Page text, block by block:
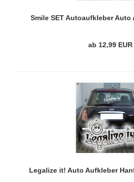
Smile SET Autoaufkleber Auto
ab 12,99 EUR
Legalize it! Auto Aufkleber